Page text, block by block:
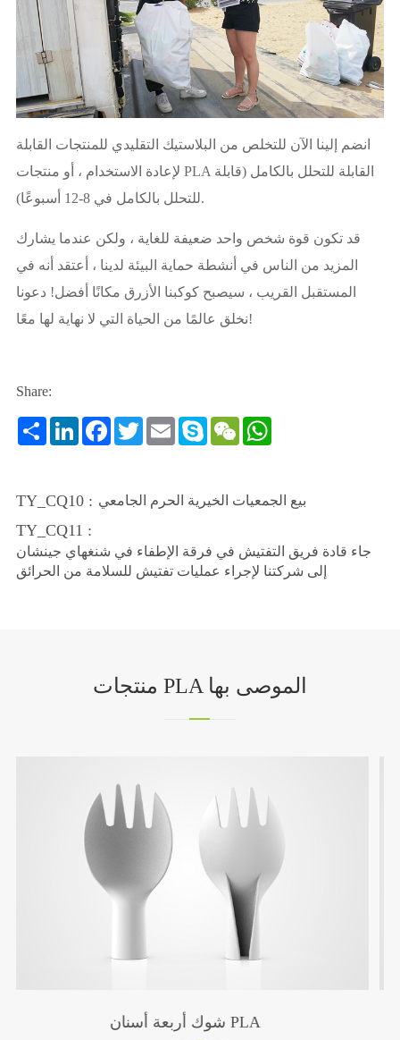
انضم إلينا الآن للتخلص من البلاستيك التقليدي للمنتجات القابلة
لإعادة الاستخدام ، أو منتجات PLA القابلة للتحلل بالكامل (قابلة
للتحلل بالكامل في 8-12 أسبوعًا).
قد تكون قوة شخص واحد ضعيفة للغاية ، ولكن عندما يشارك
المزيد من الناس في أنشطة حماية البيئة لدينا ، أعتقد أنه في
المستقبل القريب ، سيصبح كوكبنا الأزرق مكانًا أفضل! دعونا
نخلق عالمًا من الحياة التي لا نهاية لها معًا!
Share:
ShareLinkedInFacebook
TwitterEmailSkypeWeChatWhatsApp
TY_CQ10 : بيع الجمعيات الخيرية الحرم الجامعي
TY_CQ11 :
جاء قادة فريق التفتيش في فرقة الإطفاء في شنغهاي جينشان
إلى شركتنا لإجراء عمليات تفتيش للسلامة من الحرائق
منتجات PLA الموصى بها
ماصة شفافة PLA